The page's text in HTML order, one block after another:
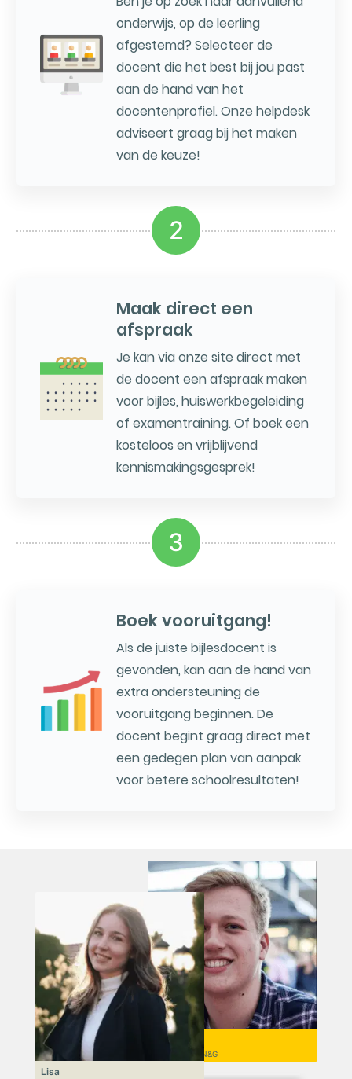
onderwijs, op de leerling
afgestemd? Selecteer de
docent die het best bij jou past
aan de hand van het
docentenprofiel. Onze helpdesk
adviseert graag bij het maken
van de keuze!
2
Maak direct een
afspraak
Je kan via onze site direct met
de docent een afspraak maken
voor bijles, huiswerkbegeleiding
of examentraining. Of boek een
kosteloos en vrijblijvend
kennismakingsgesprek!
3
Boek vooruitgang!
Als de juiste bijlesdocent is
gevonden, kan aan de hand van
extra ondersteuning de
vooruitgang beginnen. De
docent begint graag direct met
een gedegen plan van aanpak
voor betere schoolresultaten!
Niek
VWO 6, N&T/N&G
Lisa